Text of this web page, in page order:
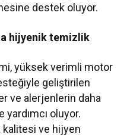
destek oluyor.
hijyenik temizlik
yüksek verimli motor
geliştirilen
ve alerjenlerin daha
oluyor.
kalitesi ve hijyen